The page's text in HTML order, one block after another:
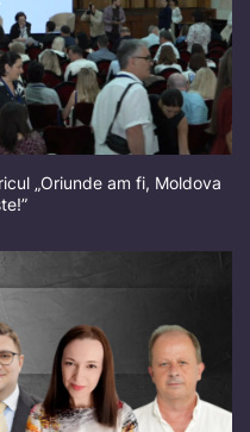
„Oriunde am fi, Moldova